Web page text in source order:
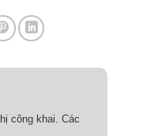
công khai. Các